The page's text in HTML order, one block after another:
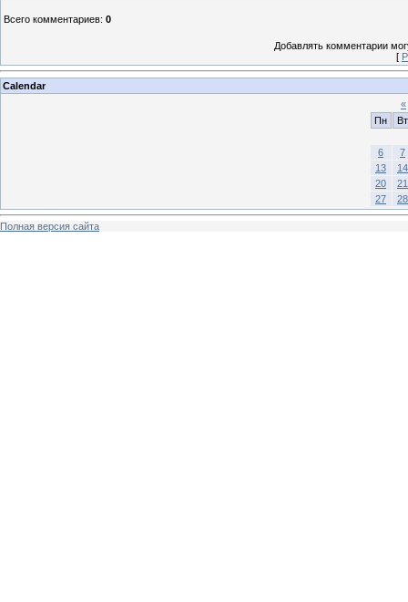
Всего комментариев: 0
Добавлять комментарии
[
Calendar
«
Пн
Вт
6
7
13
14
20
21
27
28
Полная версия сайта